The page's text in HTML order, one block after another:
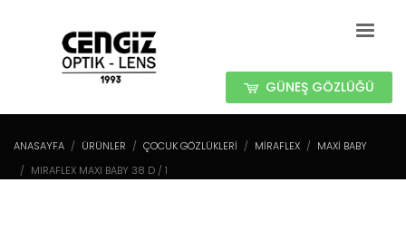
GÜNEŞ GÖZLÜĞÜ
ANASAYFA ÜRÜNLER ÇOCUK GÖZLÜKLERİ MIRAFLEX
MAXI BABY
MIRAFLEX MAXI BABY 38 D / 1